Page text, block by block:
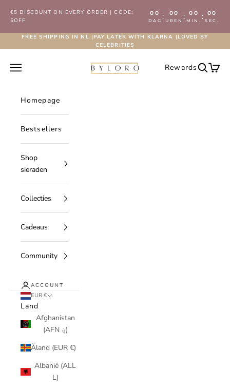
€5 DISCOUNT ON EVERY ORDER | CODE:
5OFF
00
DAG : 00
UREN : 00
MIN. : 00
SEC.
FREE SHIPPING IN NL |PAY LATER WITH KLARNA |LOVED BY
CELEBRITIES
Byloro.com
Navigatiemenu openen RewardsZoeken
Homepage
Bestsellers
Shop
sieraden
Collecties
Cadeaus
Community
ACCOUNT
EUR €
Land
Afghanistan
(AFN ؋)
Åland (EUR €)
Albanië (ALL
L)